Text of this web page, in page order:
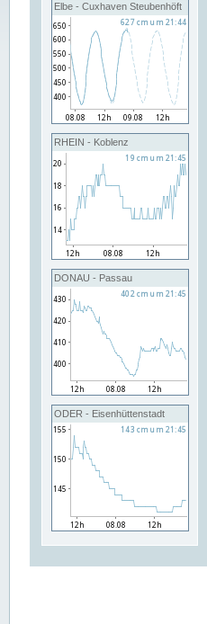
Elbe - Cuxhaven Steubenhöft
RHEIN - Koblenz
DONAU - Passau
ODER - Eisenhüttenstadt